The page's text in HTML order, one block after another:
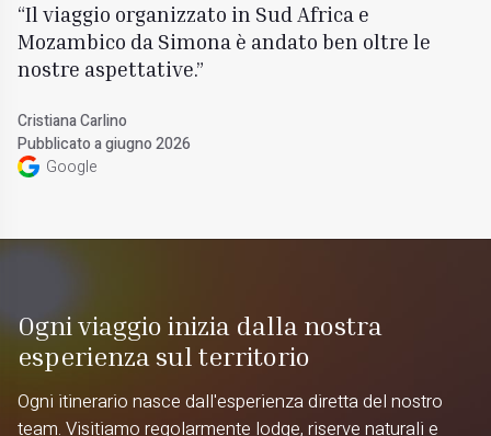
Il viaggio organizzato in Sud Africa e
Mozambico da Simona è andato ben oltre le
nostre aspettative.
Cristiana Carlino
Pubblicato a giugno 2026
Google
Ogni viaggio inizia dalla nostra
esperienza sul territorio
Ogni itinerario nasce dall'esperienza diretta del nostro
team. Visitiamo regolarmente lodge, riserve naturali e